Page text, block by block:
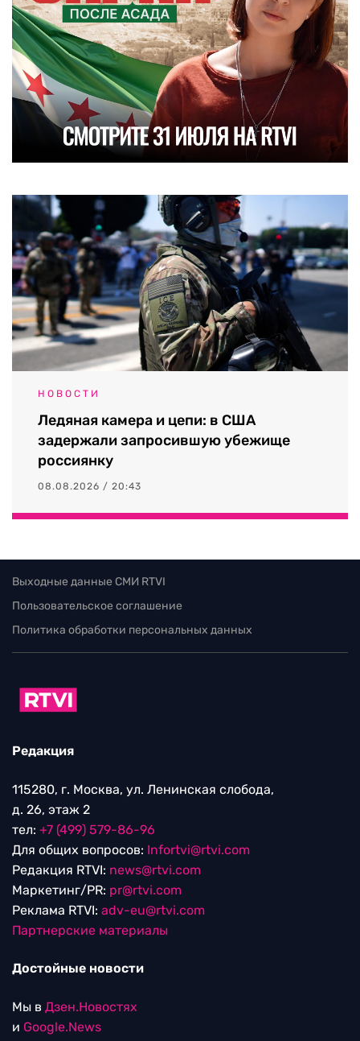
НОВОСТИ
Ледяная камера и цепи: в США
задержали запросившую убежище
россиянку
08.08.2026 / 20:43
Выходные данные СМИ RTVI
Пользовательское соглашение
Политика обработки персональных данных
Редакция
115280, г. Москва, ул. Ленинская слобода,
д. 26, этаж 2
тел: +7 (499) 579-86-96
Для общих вопросов: Infortvi@rtvi.com
Редакция RTVI: news@rtvi.com
Маркетинг/PR: pr@rtvi.com
Реклама RTVI: adv-eu@rtvi.com
Партнерские материалы
Достойные новости
Мы в Дзен.Новостях
и Google.News